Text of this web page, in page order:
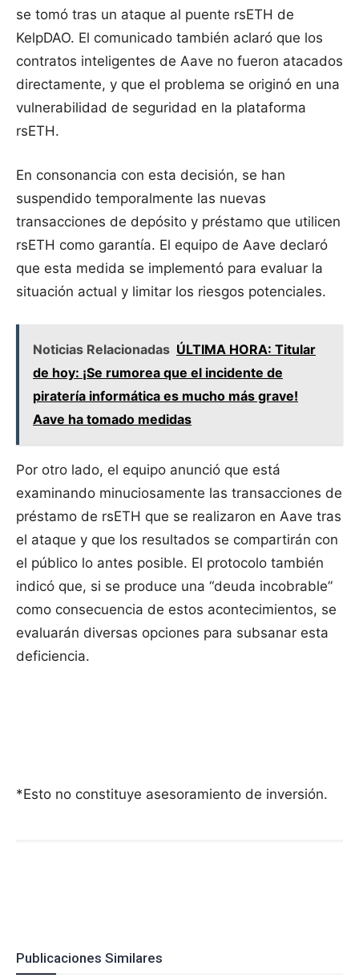
se tomó tras un ataque al puente rsETH de
KelpDAO. El comunicado también aclaró que los
contratos inteligentes de Aave no fueron atacados
directamente, y que el problema se originó en una
vulnerabilidad de seguridad en la plataforma
rsETH.
En consonancia con esta decisión, se han
suspendido temporalmente las nuevas
transacciones de depósito y préstamo que utilicen
rsETH como garantía. El equipo de Aave declaró
que esta medida se implementó para evaluar la
situación actual y limitar los riesgos potenciales.
Noticias Relacionadas ÚLTIMA HORA: Titular
de hoy: ¡Se rumorea que el incidente de
piratería informática es mucho más grave!
Aave ha tomado medidas
Por otro lado, el equipo anunció que está
examinando minuciosamente las transacciones de
préstamo de rsETH que se realizaron en Aave tras
el ataque y que los resultados se compartirán con
el público lo antes posible. El protocolo también
indicó que, si se produce una “deuda incobrable”
como consecuencia de estos acontecimientos, se
evaluarán diversas opciones para subsanar esta
deficiencia.
*Esto no constituye asesoramiento de inversión.
Publicaciones Similares